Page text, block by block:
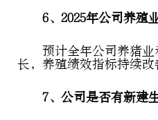
6、2025年公司养殖
预计全年公司养猪
长，养殖绩效指标持续改
7、公司是否有新建